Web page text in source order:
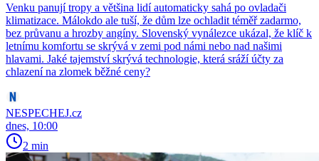
Venku panují tropy a většina lidí automaticky sahá po ovladači
klimatizace. Málokdo ale tuší, že dům lze ochladit téměř zadarmo,
bez průvanu a hrozby angíny. Slovenský vynálezce ukázal, že klíč k
letnímu komfortu se skrývá v zemi pod námi nebo nad našimi
hlavami. Jaké tajemství skrývá technologie, která sráží účty za
chlazení na zlomek běžné ceny?
NESPECHEJ.cz
dnes, 10:00
2 min